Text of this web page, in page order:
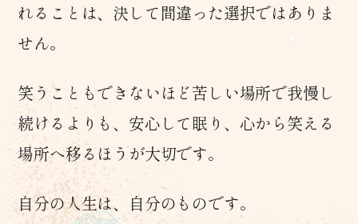
れることは、決して間違った選択ではありま
せん。
笑うこともできないほど苦しい場所で我慢し
続けるよりも、安心して眠り、心から笑える
場所へ移るほうが大切です。
自分の人生は、自分のものです。